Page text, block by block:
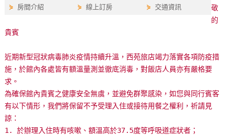
你
玩
樂
地
圖
顧
客
⋟ 房間介紹 ⋟線上訂房 ⋟ 交通資訊
敬
的
貴賓
近期新型冠狀病毒肺炎疫情持續升溫，西苑旅店竭力落實各項防疫措
施，於館內各處皆有額溫量測並徹底消毒，對飯店人員亦有嚴格要
求。
為確保館內貴賓之健康安全無虞，並避免群聚感染，如您與同行賓客
有以下情形，我們將保留不予受理入住或接待用餐之權利，祈請見
諒：
1. 於辦理入住時有咳嗽、額溫高於37.5度等呼吸道症狀者；